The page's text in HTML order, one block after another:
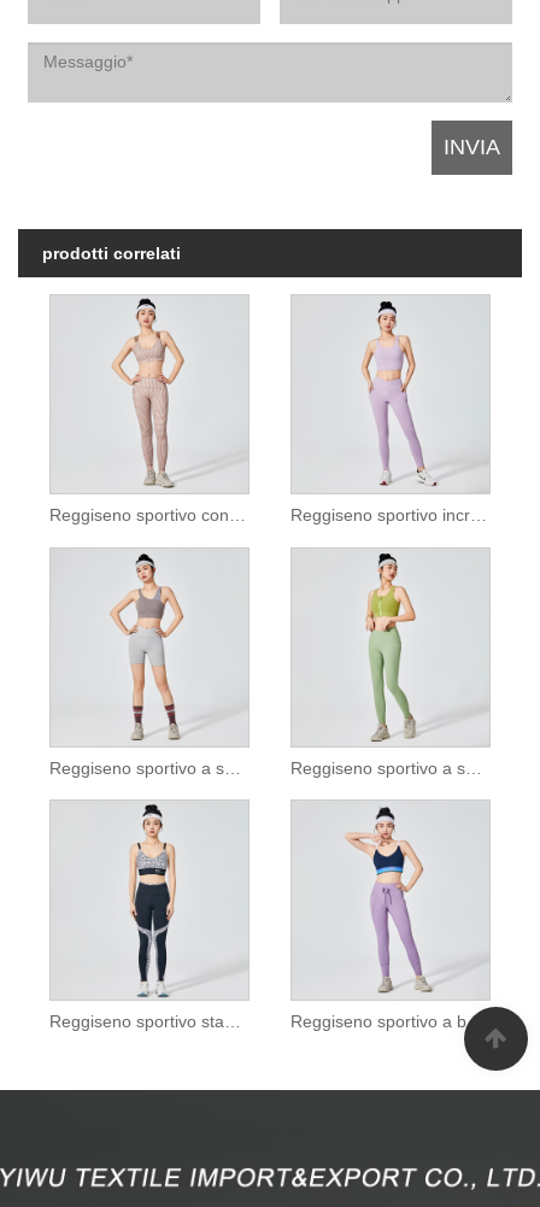
prodotti correlati
Reggiseno sportivo a sostegno alto con cinturino asimmetrico grigio cenere
Reggiseno sportivo a basso impatto con cinturino a contrasto blu navy